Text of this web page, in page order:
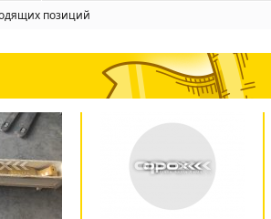
позиций